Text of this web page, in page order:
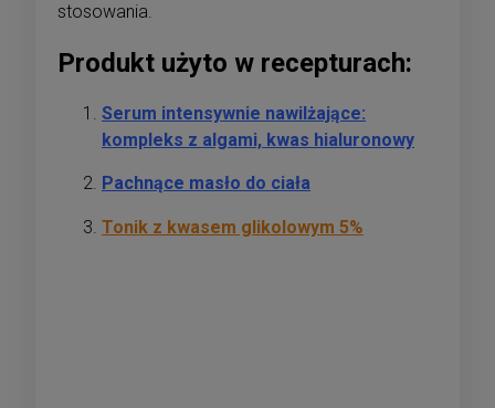
stosowania.
Produkt użyto w recepturach:
Serum intensywnie nawilżające:
kompleks z algami, kwas hialuronowy
Pachnące masło do ciała
Tonik z kwasem glikolowym 5%